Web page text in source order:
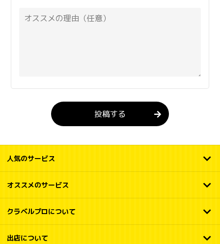
投稿する
人気のサービス
オススメのサービス
クラベルプロについて
出店について